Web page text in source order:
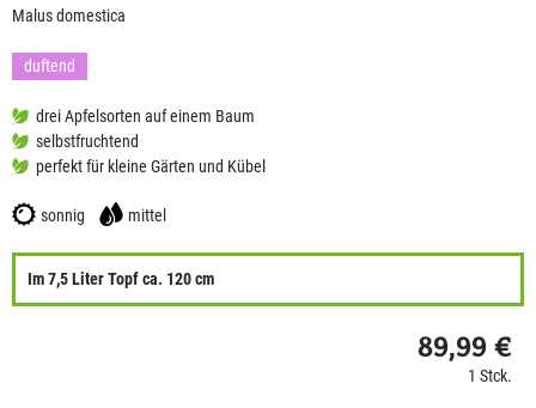
Malus domestica
duftend
drei Apfelsorten auf einem Baum
selbstfruchtend
perfekt für kleine Gärten und Kübel
sonnig mittel
Im 7,5 Liter Topf ca. 120 cm
89,99 €
1 Stck.